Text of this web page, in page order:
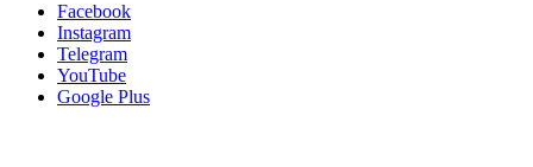
Facebook
Instagram
Telegram
YouTube
Google Plus